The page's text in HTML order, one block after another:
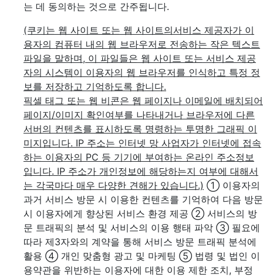
는 데 동의하는 것으로 간주됩니다.
(쿠키는 웹 사이트 또는 웹 사이트의서비스 제공자가 이
용자의 컴퓨터 내의 웹 브라우저로 전송하는 작은 텍스트
파일을 말하며, 이 파일들은 웹 사이트 또는 서비스 제공
자의 시스템이 이용자의 웹 브라우저를 인식하고 특정 정
보를 저장하고 기억하도록 합니다.
픽셀 태그 또는 웹 비콘은 웹 페이지나 이메일에 배치되어
페이지/이미지 확인여부를 나타내거나 브라우저에 다른
서버의 컨텐츠를 표시하도록 명령하는 투명한 그래픽 이
미지입니다. IP 주소는 인터넷 망 사업자가 인터넷에 접속
하는 이용자의 PC 등 기기에 부여하는 온라인 주소정보
입니다. IP 주소가 개인정보에 해당하는지 여부에 대해서
는 각국마다 매우 다양한 견해가 있습니다.) ① 이용자의
과거 서비스 방문 시 이용한 컨텐츠를 기억하여 다음 방문
시 이용자에게 향상된 서비스 환경 제공 ② 서비스의 방
문 트래픽의 분석 및 서비스의 이용 행태 파악 ③ 필요에
따라 제3자와의 계약을 통해 서비스 방문 트래픽 분석에
활용 ④ 개인 맞춤형 광고 및 마케팅 ⑤ 법령 및 법인 이
용약관을 위반하는 이용자에 대한 이용 제한 조치, 부정